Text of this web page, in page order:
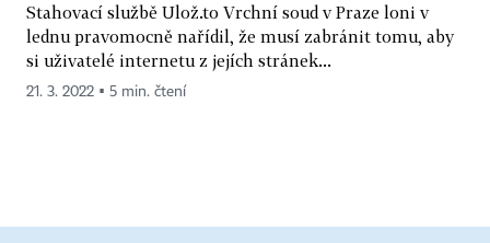
Stahovací službě Ulož.to Vrchní soud v Praze loni v
lednu pravomocně nařídil, že musí zabránit tomu, aby
si uživatelé internetu z jejích stránek...
21. 3. 2022 ▪ 5 min. čtení